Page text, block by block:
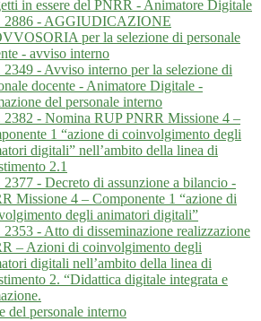
in essere del PNRR - Animatore Digitale
2886 - AGGIUDICAZIONE
per la selezione di personale
- avviso interno
2349 - Avviso interno per la selezione di
docente - Animatore Digitale -
del personale interno
2382 - Nomina RUP PNRR Missione 4 –
1 “azione di coinvolgimento degli
digitali” nell’ambito della linea di
2.1
2377 - Decreto di assunzione a bilancio -
Missione 4 – Componente 1 “azione di
degli animatori digitali”
2353 - Atto di disseminazione realizzazione
– Azioni di coinvolgimento degli
digitali nell’ambito della linea di
2. “Didattica digitale integrata e
del personale interno